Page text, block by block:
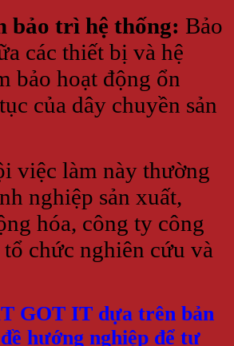
bảo trì hệ thống: Bảo
các thiết bị và hệ
bảo hoạt động ổn
của dây chuyền sản
việc làm này thường
nghiệp sản xuất,
hóa, công ty công
tổ chức nghiên cứu và
GOT IT dựa trên bản
hướng nghiệp để tư